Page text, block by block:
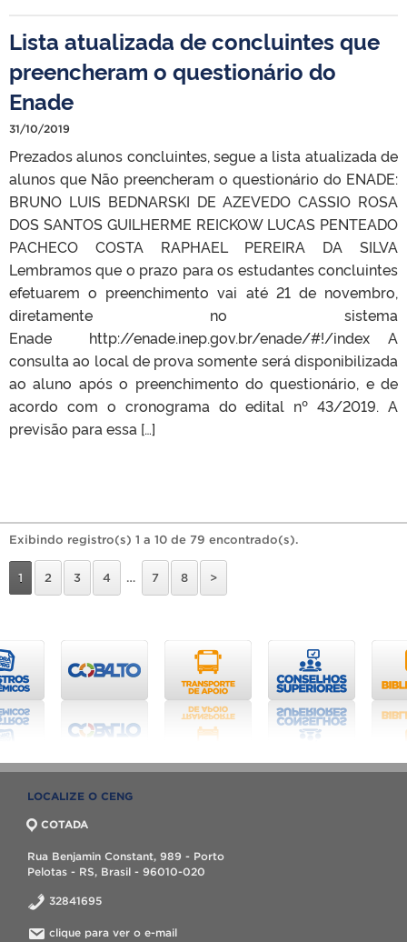
Lista atualizada de concluintes que
preencheram o questionário do
Enade
31/10/2019
Prezados alunos concluintes, segue a lista atualizada de
alunos que Não preencheram o questionário do ENADE:
BRUNO LUIS BEDNARSKI DE AZEVEDO CASSIO ROSA
DOS SANTOS GUILHERME REICKOW LUCAS PENTEADO
PACHECO COSTA RAPHAEL PEREIRA DA SILVA
Lembramos que o prazo para os estudantes concluintes
efetuarem o preenchimento vai até 21 de novembro,
diretamente no sistema
Enade http://enade.inep.gov.br/enade/#!/index A
consulta ao local de prova somente será disponibilizada
ao aluno após o preenchimento do questionário, e de
acordo com o cronograma do edital nº 43/2019. A
previsão para essa […]
Exibindo registro(s) 1 a 10 de 79 encontrado(s).
1 2 3 4 … 7 8 >
LOCALIZE O CENG
COTADA
Rua Benjamin Constant, 989 - Porto
Pelotas - RS, Brasil - 96010-020
32841695
clique para ver o e-mail